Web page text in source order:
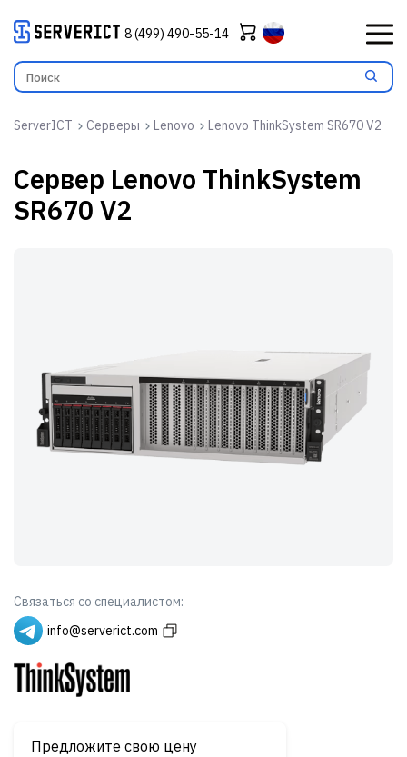
8 (499) 490-55-14
ServerICT Серверы Lenovo Lenovo ThinkSystem SR670 V2
Сервер Lenovo ThinkSystem
SR670 V2
Связаться со специалистом:
info@serverict.com
Предложите свою цену